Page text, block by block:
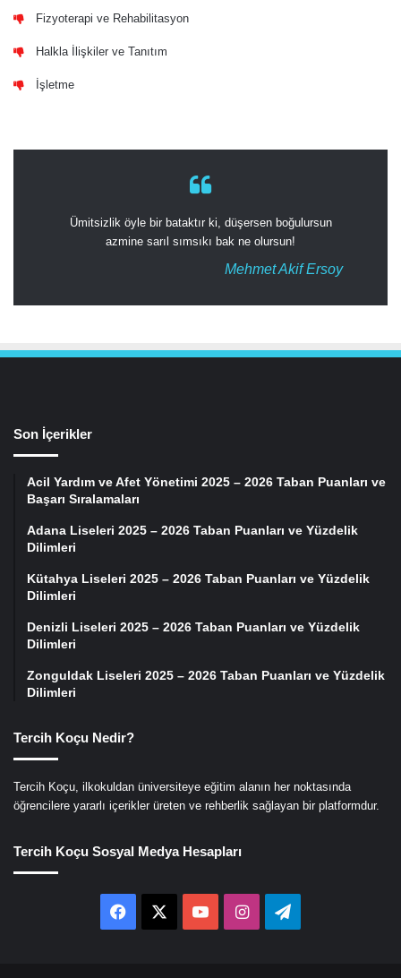
Fizyoterapi ve Rehabilitasyon
Halkla İlişkiler ve Tanıtım
İşletme
Ümitsizlik öyle bir bataktır ki, düşersen boğulursun
azmine sarıl sımsıkı bak ne olursun!
Mehmet Akif Ersoy
Son İçerikler
Acil Yardım ve Afet Yönetimi 2025 – 2026 Taban Puanları ve
Başarı Sıralamaları
Adana Liseleri 2025 – 2026 Taban Puanları ve Yüzdelik
Dilimleri
Kütahya Liseleri 2025 – 2026 Taban Puanları ve Yüzdelik
Dilimleri
Denizli Liseleri 2025 – 2026 Taban Puanları ve Yüzdelik
Dilimleri
Zonguldak Liseleri 2025 – 2026 Taban Puanları ve Yüzdelik
Dilimleri
Tercih Koçu Nedir?
Tercih Koçu, ilkokuldan üniversiteye eğitim alanın her noktasında
öğrencilere yararlı içerikler üreten ve rehberlik sağlayan bir platformdur.
Tercih Koçu Sosyal Medya Hesapları
Facebook YouTubeInstagramTelegram